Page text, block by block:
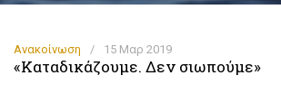
Ανακοίνωση / 15 Μαρ 2019
«Καταδικάζουμε. Δεν σιωπούμε»